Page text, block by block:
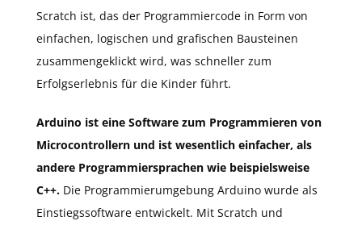
Scratch ist, das der Programmiercode in Form von
einfachen, logischen und grafischen Bausteinen
zusammengeklickt wird, was schneller zum
Erfolgserlebnis für die Kinder führt.
Arduino ist eine Software zum Programmieren von
Microcontrollern und ist wesentlich einfacher, als
andere Programmiersprachen wie beispielsweise
C++. Die Programmierumgebung Arduino wurde als
Einstiegssoftware entwickelt. Mit Scratch und